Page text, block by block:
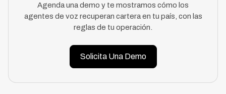
Agenda una demo y te mostramos cómo los
agentes de voz recuperan cartera en tu país, con las
reglas de tu operación.
Solicita Una Demo